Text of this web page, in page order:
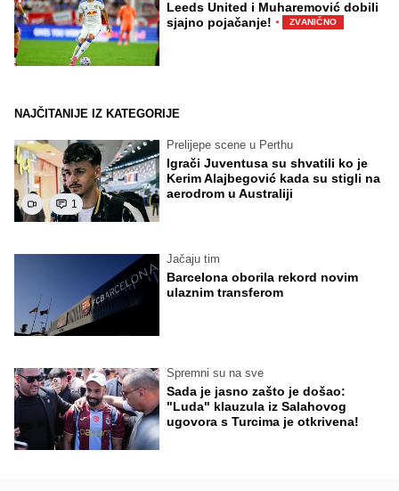
Leeds United i Muharemović dobili
sjajno pojačanje! · ZVANIČNO
NAJČITANIJE IZ KATEGORIJE
1
Prelijepe scene u Perthu
Igrači Juventusa su shvatili ko je
Kerim Alajbegović kada su stigli na
aerodrom u Australiji
Jačaju tim
Barcelona oborila rekord novim
ulaznim transferom
Spremni su na sve
Sada je jasno zašto je došao:
"Luda" klauzula iz Salahovog
ugovora s Turcima je otkrivena!